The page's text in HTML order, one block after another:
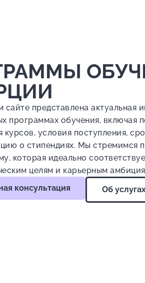
сайте представлена актуальная
программах обучения, включая
курсов, условия поступления,
о стипендиях. Мы стремимся
которая идеально
целям и карьерным
консультация
Об